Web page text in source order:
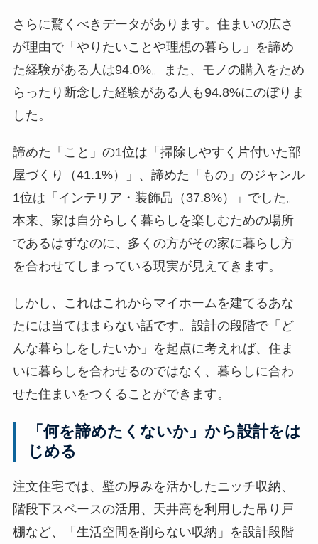
さらに驚くべきデータがあります。住まいの広さ
が理由で「やりたいことや理想の暮らし」を諦め
た経験がある人は94.0%。また、モノの購入をため
らったり断念した経験がある人も94.8%にのぼりま
した。
諦めた「こと」の1位は「掃除しやすく片付いた部
屋づくり（41.1%）」、諦めた「もの」のジャンル
1位は「インテリア・装飾品（37.8%）」でした。
本来、家は自分らしく暮らしを楽しむための場所
であるはずなのに、多くの方がその家に暮らし方
を合わせてしまっている現実が見えてきます。
しかし、これはこれからマイホームを建てるあな
たには当てはまらない話です。設計の段階で「ど
んな暮らしをしたいか」を起点に考えれば、住ま
いに暮らしを合わせるのではなく、暮らしに合わ
せた住まいをつくることができます。
「何を諦めたくないか」から設計をは
じめる
注文住宅では、壁の厚みを活かしたニッチ収納、
階段下スペースの活用、天井高を利用した吊り戸
棚など、「生活空間を削らない収納」を設計段階